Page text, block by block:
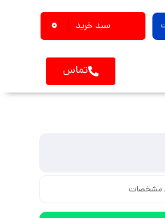
سبد خرید 0
تماس
مشخصات